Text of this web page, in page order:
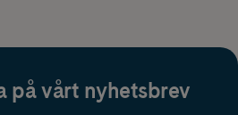
på vårt nyhetsbrev